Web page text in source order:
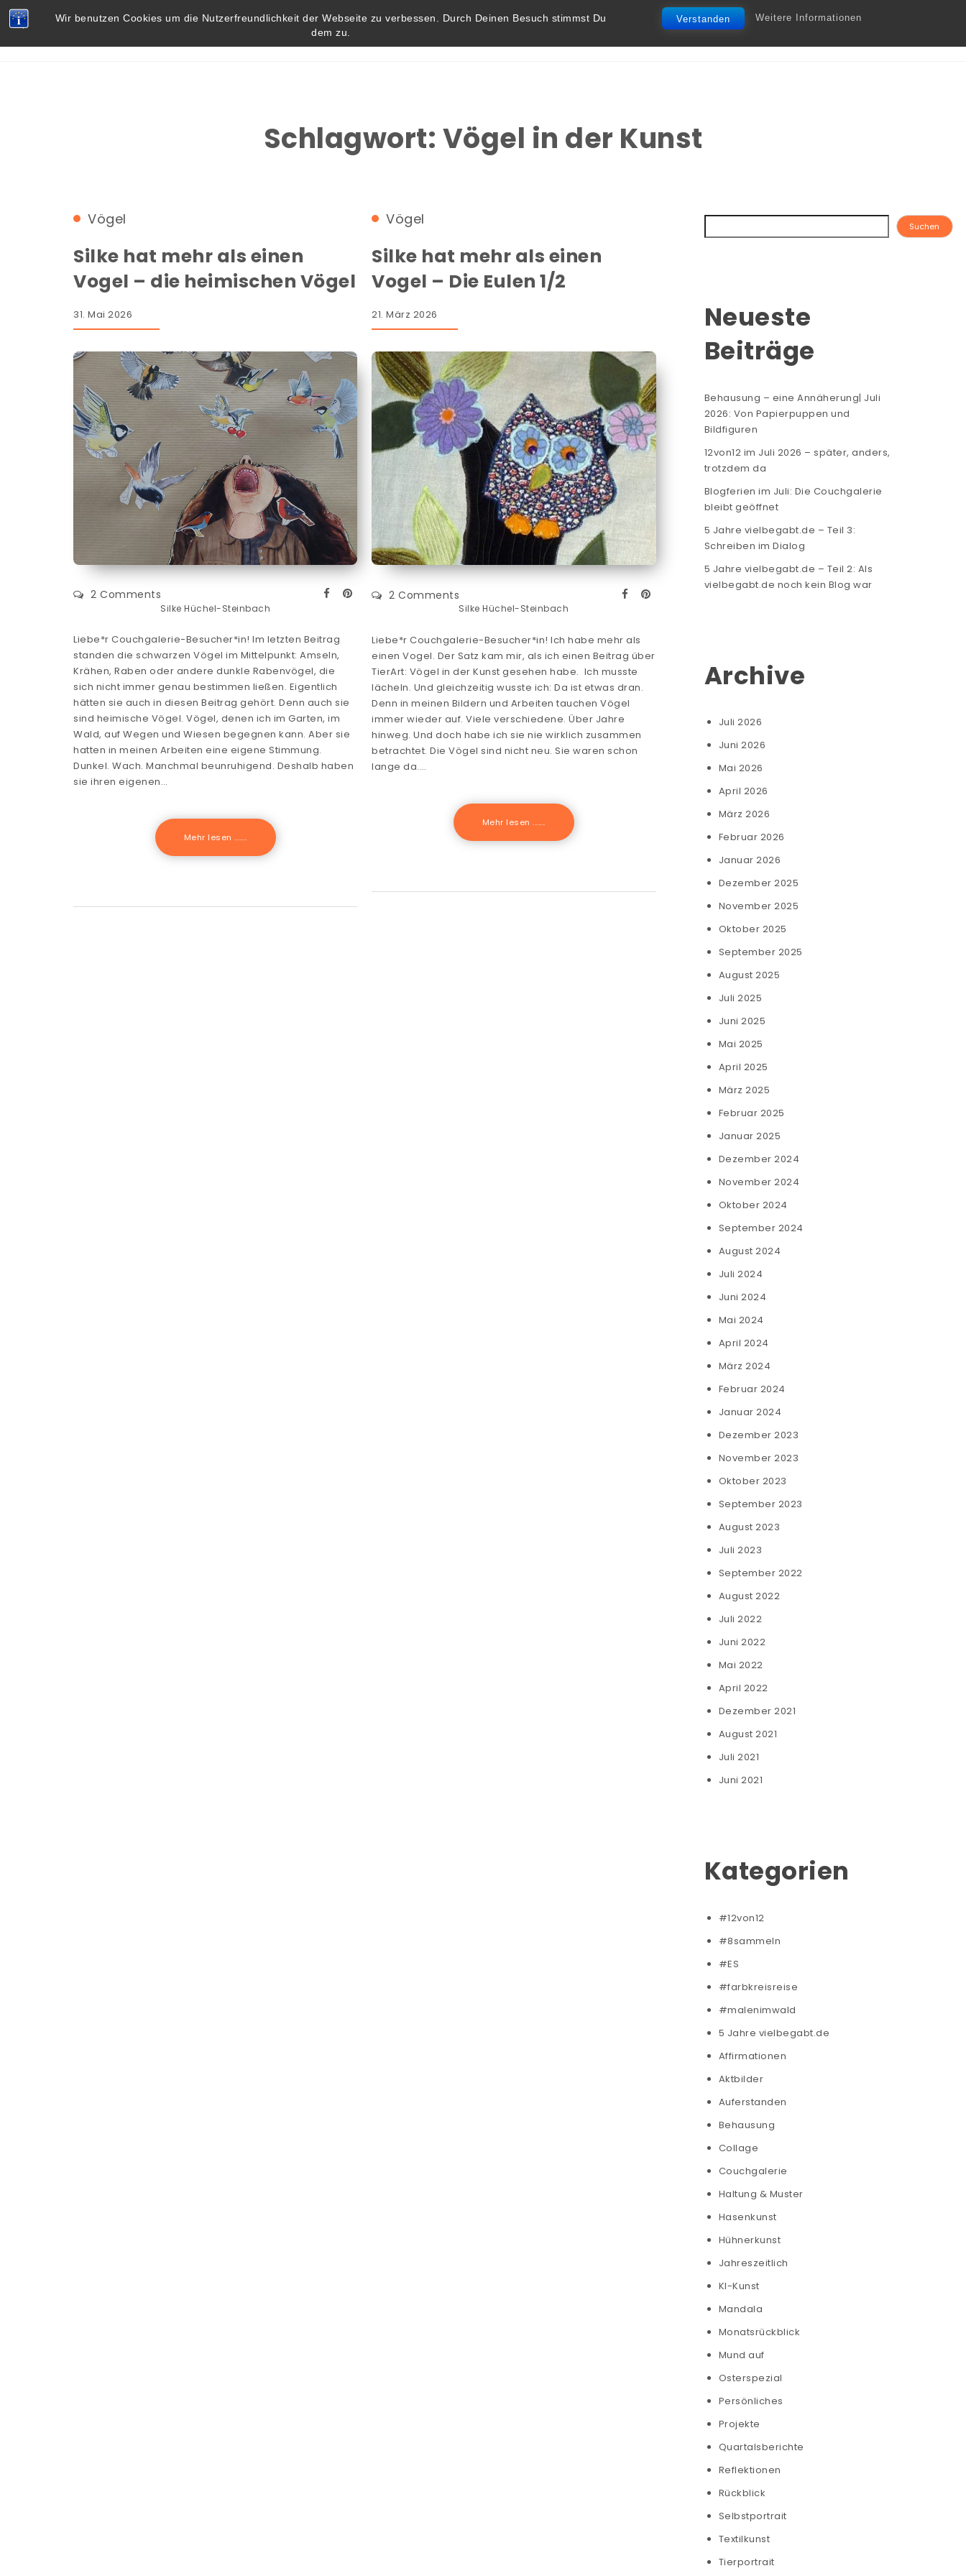
Wir benutzen Cookies um die Nutzerfreundlichkeit der Webseite zu verbessen. Durch Deinen Besuch stimmst Du
dem zu.
Verstanden Weitere Informationen
Skip to content Vielbegabt.de
Schlagwort: Vögel in der Kunst
Vögel
Silke hat mehr als einen
Vogel – die heimischen Vögel
31. Mai 2026
Silke Hüchel-Steinbach
2 Comments
Liebe*r Couchgalerie-Besucher*in! Im letzten Beitrag
standen die schwarzen Vögel im Mittelpunkt: Amseln,
Krähen, Raben oder andere dunkle Rabenvögel, die
sich nicht immer genau bestimmen ließen. Eigentlich
hätten sie auch in diesen Beitrag gehört. Denn auch sie
sind heimische Vögel. Vögel, denen ich im Garten, im
Wald, auf Wegen und Wiesen begegnen kann. Aber sie
hatten in meinen Arbeiten eine eigene Stimmung.
Dunkel. Wach. Manchmal beunruhigend. Deshalb haben
sie ihren eigenen…
Mehr lesen .......
Vögel
Silke hat mehr als einen
Vogel – Die Eulen 1/2
21. März 2026
Silke Hüchel-Steinbach
2 Comments
Liebe*r Couchgalerie-Besucher*in! Ich habe mehr als
einen Vogel. Der Satz kam mir, als ich einen Beitrag über
TierArt: Vögel in der Kunst gesehen habe. Ich musste
lächeln. Und gleichzeitig wusste ich: Da ist etwas dran.
Denn in meinen Bildern und Arbeiten tauchen Vögel
immer wieder auf. Viele verschiedene. Über Jahre
hinweg. Und doch habe ich sie nie wirklich zusammen
betrachtet. Die Vögel sind nicht neu. Sie waren schon
lange da.…
Mehr lesen .......
Suchen
Neueste
Beiträge
Behausung – eine Annäherung| Juli
2026: Von Papierpuppen und
Bildfiguren
12von12 im Juli 2026 – später, anders,
trotzdem da
Blogferien im Juli: Die Couchgalerie
bleibt geöffnet
5 Jahre vielbegabt.de – Teil 3:
Schreiben im Dialog
5 Jahre vielbegabt.de – Teil 2: Als
vielbegabt.de noch kein Blog war
Archive
Juli 2026
Juni 2026
Mai 2026
April 2026
März 2026
Februar 2026
Januar 2026
Dezember 2025
November 2025
Oktober 2025
September 2025
August 2025
Juli 2025
Juni 2025
Mai 2025
April 2025
März 2025
Februar 2025
Januar 2025
Dezember 2024
November 2024
Oktober 2024
September 2024
August 2024
Juli 2024
Juni 2024
Mai 2024
April 2024
März 2024
Februar 2024
Januar 2024
Dezember 2023
November 2023
Oktober 2023
September 2023
August 2023
Juli 2023
September 2022
August 2022
Juli 2022
Juni 2022
Mai 2022
April 2022
Dezember 2021
August 2021
Juli 2021
Juni 2021
Kategorien
#12von12
#8sammeln
#ES
#farbkreisreise
#malenimwald
5 Jahre vielbegabt.de
Affirmationen
Aktbilder
Auferstanden
Behausung
Collage
Couchgalerie
Haltung & Muster
Hasenkunst
Hühnerkunst
Jahreszeitlich
KI-Kunst
Mandala
Monatsrückblick
Mund auf
Osterspezial
Persönliches
Projekte
Quartalsberichte
Reflektionen
Rückblick
Selbstportrait
Textilkunst
Tierportrait